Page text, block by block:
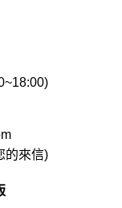
的來信)